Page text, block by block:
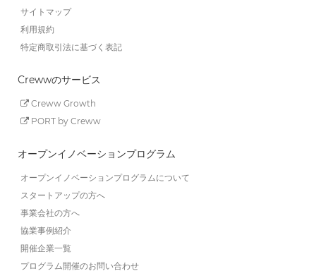
サイトマップ
利用規約
特定商取引法に基づく表記
Crewwのサービス
Creww Growth
PORT by Creww
オープンイノベーションプログラム
オープンイノベーションプログラムについて
スタートアップの方へ
事業会社の方へ
協業事例紹介
開催企業一覧
プログラム開催のお問い合わせ